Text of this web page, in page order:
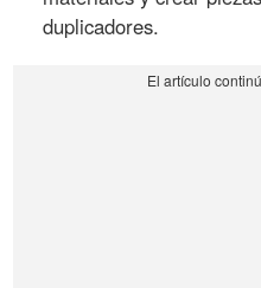
duplicadores.